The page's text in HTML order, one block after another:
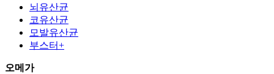
뇌유산균
코유산균
모발유산균
부스터+
오메가